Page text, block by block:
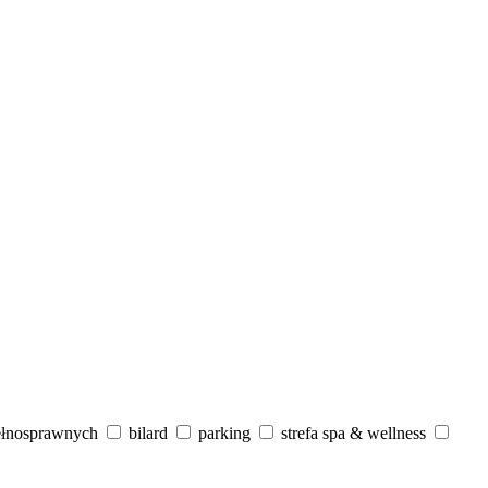
bilard parking strefa spa & wellness